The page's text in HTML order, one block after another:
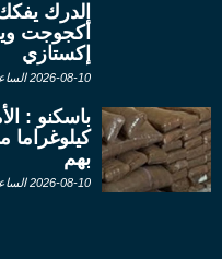
الدرك
إكستازي
2026-08-10 الساعة 18:49
بهم
2026-08-10 الساعة 18:45